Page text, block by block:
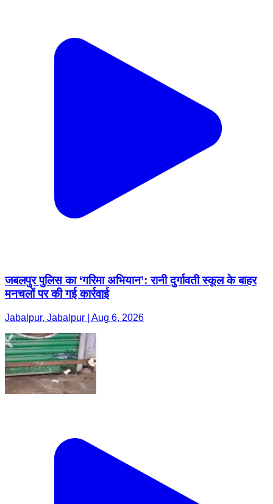
जबलपुर पुलिस का ‘गरिमा अभियान’: रानी दुर्गावती स्कूल के बाहर
मनचलों पर की गई कार्रवाई
Jabalpur, Jabalpur | Aug 6, 2026